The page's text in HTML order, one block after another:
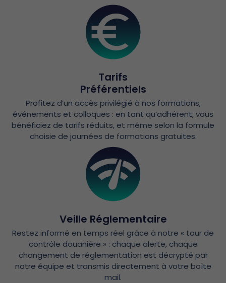
Tarifs
Préférentiels
Profitez d’un accès privilégié à nos formations,
événements et colloques : en tant qu’adhérent, vous
bénéficiez de tarifs réduits, et même selon la formule
choisie de journées de formations gratuites.
Veille Réglementaire
Restez informé en temps réel grâce à notre « tour de
contrôle douanière » : chaque alerte, chaque
changement de réglementation est décrypté par
notre équipe et transmis directement à votre boîte
mail.